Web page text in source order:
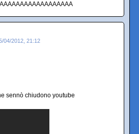
04/2012, 21:12
sennò chiudono youtube